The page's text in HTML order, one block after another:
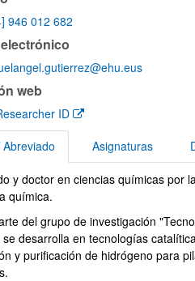
946 012 682
web
una nueva ventana)
ID
Abreviado
Asignaturas
y doctor en ciencias químicas por
química.
del grupo de investigación
desarrolla en tecnologías
y purificación de hidrógeno para